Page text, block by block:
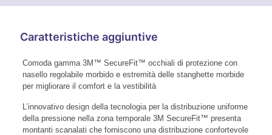
Caratteristiche aggiuntive
Comoda gamma 3M™ SecureFit™ occhiali di protezione con
nasello regolabile morbido e estremità delle stanghette morbide
per migliorare il comfort e la vestibilità
L’innovativo design della tecnologia per la distribuzione uniforme
della pressione nella zona temporale 3M SecureFit™ presenta
montanti scanalati che forniscono una distribuzione confortevole